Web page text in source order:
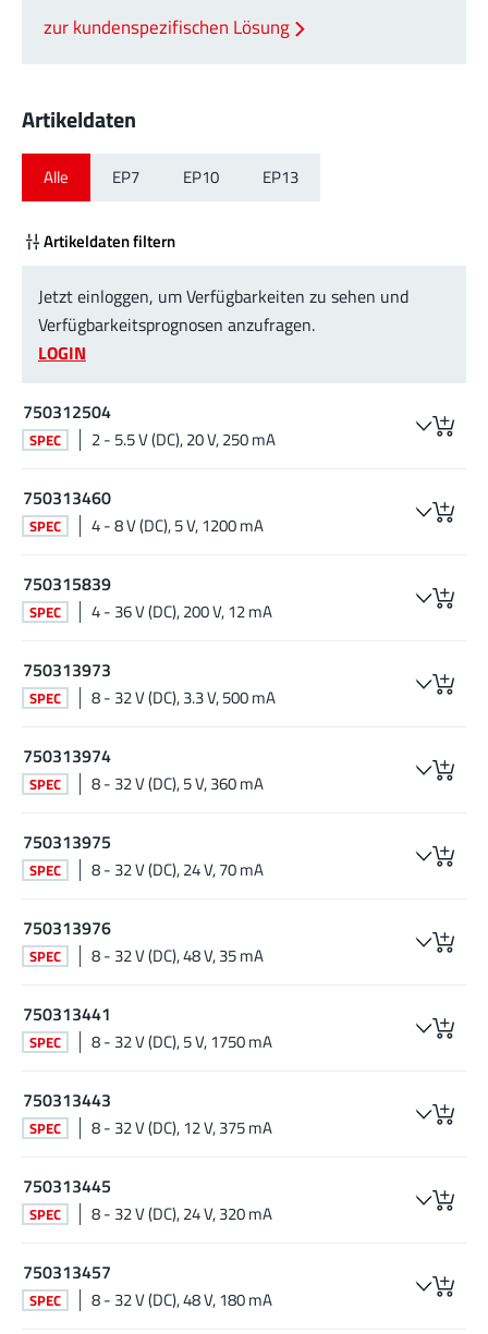
zur kundenspezifischen Lösung
Artikeldaten
Alle EP7 EP10 EP13
Artikeldaten filtern
Jetzt einloggen, um Verfügbarkeiten zu sehen und
Verfügbarkeitsprognosen anzufragen.
LOGIN
750312504
SPEC 2 - 5.5 V (DC), 20 V, 250 mA
750313460
SPEC 4 - 8 V (DC), 5 V, 1200 mA
750315839
SPEC 4 - 36 V (DC), 200 V, 12 mA
750313973
SPEC 8 - 32 V (DC), 3.3 V, 500 mA
750313974
SPEC 8 - 32 V (DC), 5 V, 360 mA
750313975
SPEC 8 - 32 V (DC), 24 V, 70 mA
750313976
SPEC 8 - 32 V (DC), 48 V, 35 mA
750313441
SPEC 8 - 32 V (DC), 5 V, 1750 mA
750313443
SPEC 8 - 32 V (DC), 12 V, 375 mA
750313445
SPEC 8 - 32 V (DC), 24 V, 320 mA
750313457
SPEC 8 - 32 V (DC), 48 V, 180 mA